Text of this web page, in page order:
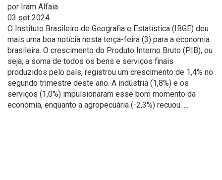
por Iram Alfaia
03 set 2024
O Instituto Brasileiro de Geografia e Estatística (IBGE) deu
mais uma boa notícia nesta terça-feira (3) para a economia
brasileira. O crescimento do Produto Interno Bruto (PIB), ou
seja, a soma de todos os bens e serviços finais
produzidos pelo país, registrou um crescimento de 1,4% no
segundo trimestre deste ano. A indústria (1,8%) e os
serviços (1,0%) impulsionaram esse bom momento da
economia, enquanto a agropecuária (-2,3%) recuou. ...